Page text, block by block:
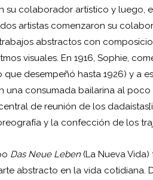
colaborador artístico y luego,
artistas comenzaron su
trabajos abstractos con
visuales. En 1916, Sophie,
desempeñó hasta 1926) y a
una consumada bailarina al
de reunión de los
y la confección de los
Das Neue Leben (La Nueva
abstracto en la vida cotidiana.